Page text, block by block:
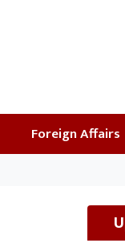
Foreign Affairs